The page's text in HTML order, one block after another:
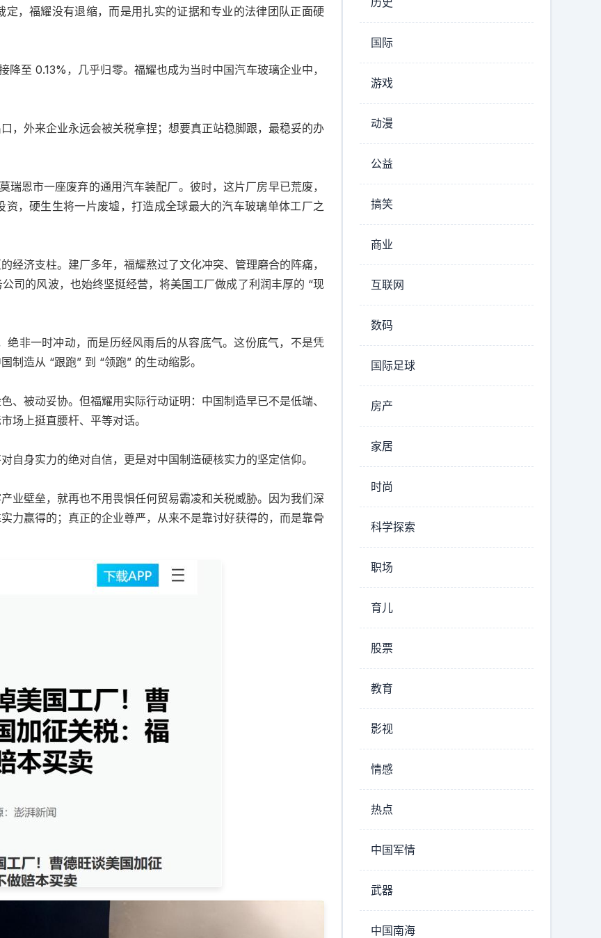
，福耀没有退缩，而是用扎实的证据和专业的法律团队正面硬
至 0.13%，几乎归零。福耀也成为当时中国汽车玻璃企业中，
，外来企业永远会被关税拿捏；想要真正站稳脚跟，最稳妥的办
恩市一座废弃的通用汽车装配厂。彼时，这片厂房早已荒废，
，硬生生将一片废墟，打造成全球最大的汽车玻璃单体工厂之
经济支柱。建厂多年，福耀熬过了文化冲突、管理磨合的阵痛，
司的风波，也始终坚挺经营，将美国工厂做成了利润丰厚的 “现
非一时冲动，而是历经风雨后的从容底气。这份底气，不是凭
造从 “跟跑” 到 “领跑” 的生动缩影。
、被动妥协。但福耀用实际行动证明：中国制造早已不是低端、
场上挺直腰杆、平等对话。
自身实力的绝对自信，更是对中国制造硬核实力的坚定信仰。
业壁垒，就再也不用畏惧任何贸易霸凌和关税威胁。因为我们深
力赢得的；真正的企业尊严，从来不是靠讨好获得的，而是靠骨
国际
游戏
动漫
公益
搞笑
商业
互联网
数码
国际足球
房产
家居
时尚
科学探索
职场
育儿
股票
教育
影视
情感
热点
中国军情
武器
中国南海